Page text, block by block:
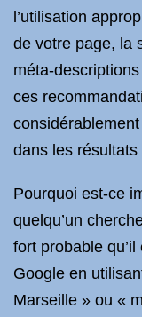
l’utilisation
de votre page, la
méta-
ces
dans les
Pourquoi est-ce
quelqu’un
fort probable
Google en
Marseille » ou «